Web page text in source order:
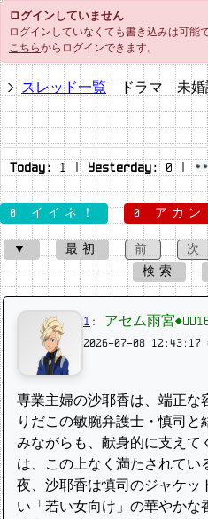
ログインしていません
ログインしていなくても書き込みは可能で
こちらからログインできます。
スレッド一覧 ドラマ 未婚
Today: 1 | Yesterday:0 |
0 イイネ！ 0 アカン
▼ 最初 前 次
検索
1 : アセム雨宮
2026-07-08 12:43:17
専業主婦の沙耶香は、端正な
りだこの敏腕弁護士・慎司と
みながらも、献身的に支えて
は、この上なく満たされてい
夜、沙耶香は慎司のジャケッ
い「若い女向け」の華やかな